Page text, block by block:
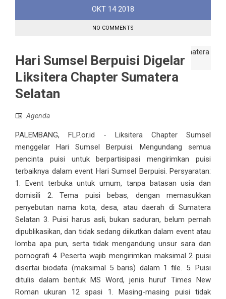
OKT 14 2018
NO COMMENTS
Hari Sumsel Berpuisi Digelar
Liksitera Chapter Sumatera
Selatan
Agenda
PALEMBANG, FLP.or.id - Liksitera Chapter Sumsel
menggelar Hari Sumsel Berpuisi. Mengundang semua
pencinta puisi untuk berpartisipasi mengirimkan puisi
terbaiknya dalam event Hari Sumsel Berpuisi. Persyaratan:
1. Event terbuka untuk umum, tanpa batasan usia dan
domisili 2. Tema puisi bebas, dengan memasukkan
penyebutan nama kota, desa, atau daerah di Sumatera
Selatan 3. Puisi harus asli, bukan saduran, belum pernah
dipublikasikan, dan tidak sedang diikutkan dalam event atau
lomba apa pun, serta tidak mengandung unsur sara dan
pornografi 4. Peserta wajib mengirimkan maksimal 2 puisi
disertai biodata (maksimal 5 baris) dalam 1 file. 5. Puisi
ditulis dalam bentuk MS Word, jenis huruf Times New
Roman ukuran 12 spasi 1. Masing-masing puisi tidak